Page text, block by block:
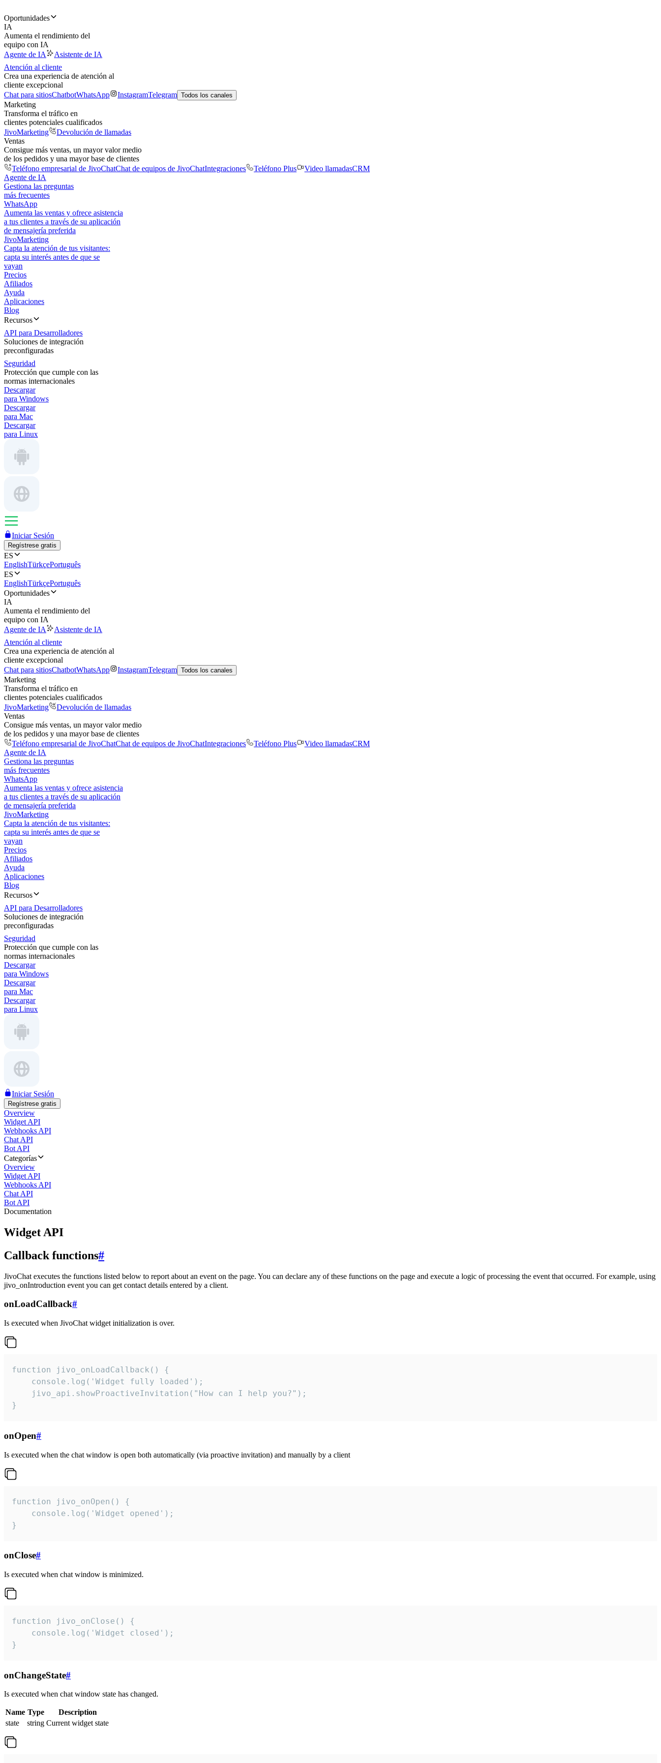
Oportunidades
IA
Aumenta el rendimiento del
equipo con IA
Agente de IA
Asistente de IA
Atención al cliente
Crea una experiencia de atención al
cliente excepcional
Chat para sitiosChatbotWhatsApp InstagramTelegram Todos los canales
Marketing
Transforma el tráfico en
clientes potenciales cualificados
JivoMarketing
Devolución de llamadas
Ventas
Consigue más ventas, un mayor valor medio
de los pedidos y una mayor base de clientes
Teléfono empresarial de JivoChatChat de equipos de JivoChatIntegraciones Teléfono Plus Video llamadasCRM
Agente de IA
Gestiona las preguntas
más frecuentes
WhatsApp
Aumenta las ventas y ofrece asistencia
a tus clientes a través de su aplicación
de mensajería preferida
JivoMarketing
Capta la atención de tus visitantes:
capta su interés antes de que se
vayan
Precios
Afiliados
Ayuda
Aplicaciones
Blog
Recursos
API para Desarrolladores
Soluciones de integración
preconfiguradas
Seguridad
Protección que cumple con las
normas internacionales
Descargar
para Windows
Descargar
para Mac
Descargar
para Linux
Iniciar Sesión
Regístrese gratis
ES
EnglishTürkçePortuguês
ES
EnglishTürkçePortuguês
Oportunidades
IA
Aumenta el rendimiento del
equipo con IA
Agente de IA
Asistente de IA
Atención al cliente
Crea una experiencia de atención al
cliente excepcional
Chat para sitiosChatbotWhatsApp InstagramTelegram Todos los canales
Marketing
Transforma el tráfico en
clientes potenciales cualificados
JivoMarketing
Devolución de llamadas
Ventas
Consigue más ventas, un mayor valor medio
de los pedidos y una mayor base de clientes
Teléfono empresarial de JivoChatChat de equipos de JivoChatIntegraciones Teléfono Plus Video llamadasCRM
Agente de IA
Gestiona las preguntas
más frecuentes
WhatsApp
Aumenta las ventas y ofrece asistencia
a tus clientes a través de su aplicación
de mensajería preferida
JivoMarketing
Capta la atención de tus visitantes:
capta su interés antes de que se
vayan
Precios
Afiliados
Ayuda
Aplicaciones
Blog
Recursos
API para Desarrolladores
Soluciones de integración
preconfiguradas
Seguridad
Protección que cumple con las
normas internacionales
Descargar
para Windows
Descargar
para Mac
Descargar
para Linux
Iniciar Sesión
Regístrese gratis
Overview
Widget API
Webhooks API
Chat API
Bot API
Categorías
Overview
Widget API
Webhooks API
Chat API
Bot API
Documentation
Widget API
Callback functions#
JivoChat executes the functions listed below to report about an event on the page. You can declare any of these functions on the page and execute a logic of processing the event that occurred. For example, using
jivo_onIntroduction event you can get contact details entered by a client.
onLoadCallback#
Is executed when JivoChat widget initialization is over.
function jivo_onLoadCallback() {
    console.log('Widget fully loaded');
    jivo_api.showProactiveInvitation("How can I help you?");
}
onOpen#
Is executed when the chat window is open both automatically (via proactive invitation) and manually by a client
function jivo_onOpen() {
    console.log('Widget opened');
}
onClose#
Is executed when chat window is minimized.
function jivo_onClose() {
    console.log('Widget closed');
}
onChangeState#
Is executed when chat window state has changed.
Name Type
Description
state
string Current widget state